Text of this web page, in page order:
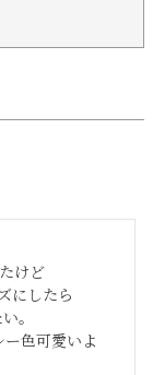
けど
にしたら
。
色可愛いよ